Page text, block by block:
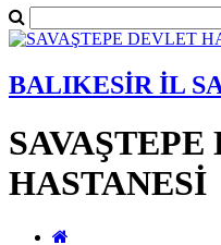
BALIKESİR İL
HASTANESİ